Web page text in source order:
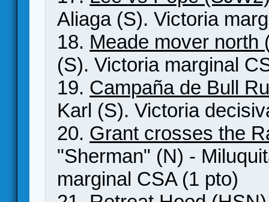
Aliaga (S). Victoria
18. Meade mover north
(S). Victoria marginal
19. Campaña de Bull
Karl (S). Victoria
20. Grant crosses the
"Sherman" (N) -
marginal CSA (1 pto)